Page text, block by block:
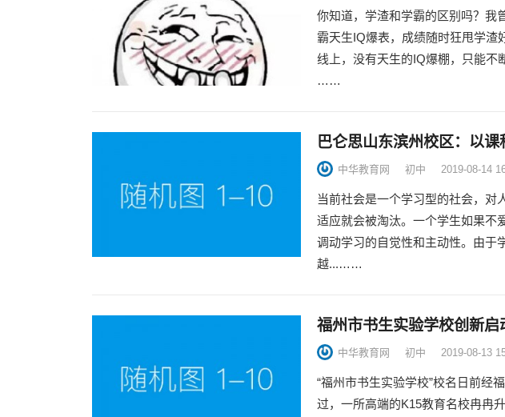
你知道，学渣和学霸的区别吗？我
霸天生IQ爆表，成绩随时狂甩学渣
线上，没有天生的IQ爆棚，只能不
……
巴仑思山东滨州校区：以
中华教育网 初中 2019-08-14
当前社会是一个学习型的社会，对
适应就会被淘汰。一个学生如果不
调动学习的自觉性和主动性。由于
越...……
福州市书生实验学校创新启
中华教育网 初中 2019-08-13
“福州市书生实验学校”校名日前经
过，一所高端的K15教育名校冉冉